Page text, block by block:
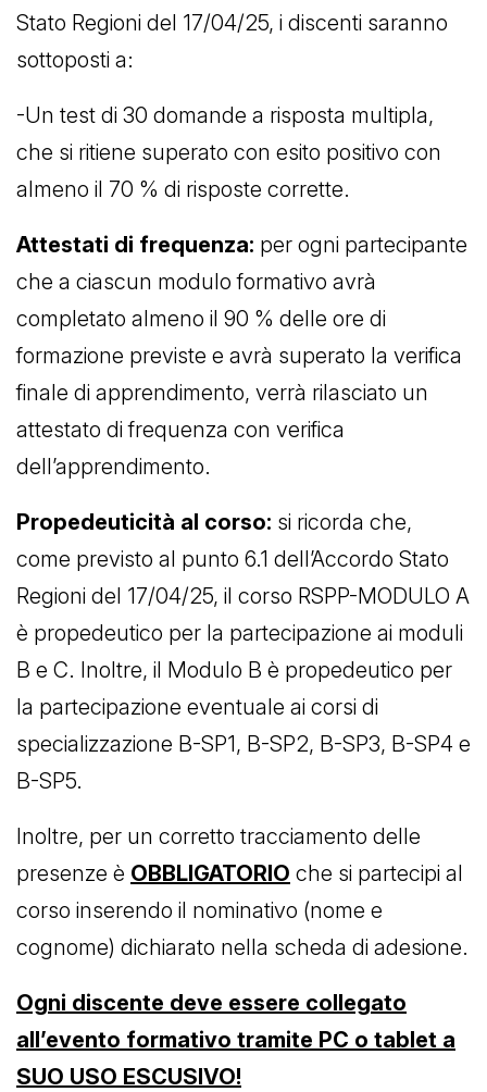
Stato Regioni del 17/04/25, i discenti saranno
sottoposti a:
-Un test di 30 domande a risposta multipla,
che si ritiene superato con esito positivo con
almeno il 70 % di risposte corrette.
Attestati di frequenza: per ogni partecipante
che a ciascun modulo formativo avrà
completato almeno il 90 % delle ore di
formazione previste e avrà superato la verifica
finale di apprendimento, verrà rilasciato un
attestato di frequenza con verifica
dell’apprendimento.
Propedeuticità al corso: si ricorda che,
come previsto al punto 6.1 dell’Accordo Stato
Regioni del 17/04/25, il corso RSPP-MODULO A
è propedeutico per la partecipazione ai moduli
B e C. Inoltre, il Modulo B è propedeutico per
la partecipazione eventuale ai corsi di
specializzazione B-SP1, B-SP2, B-SP3, B-SP4 e
B-SP5.
Inoltre, per un corretto tracciamento delle
presenze è OBBLIGATORIO che si partecipi al
corso inserendo il nominativo (nome e
cognome) dichiarato nella scheda di adesione.
Ogni discente deve essere collegato
all’evento formativo tramite PC o tablet a
SUO USO ESCUSIVO!